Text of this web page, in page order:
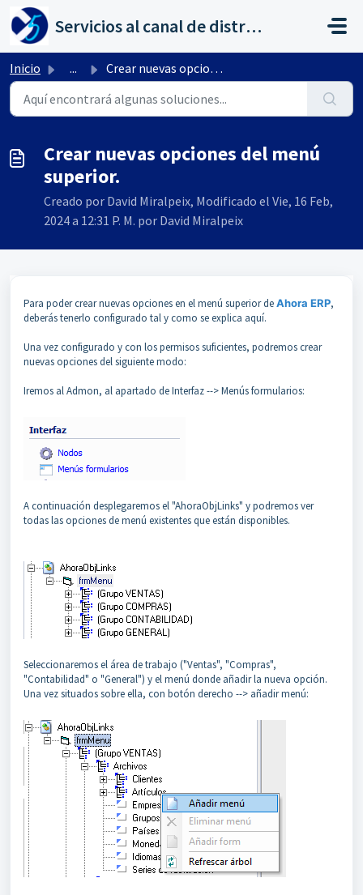
Saltar al contenido principal
Servicios al canal de distribución de AHORA
Inicio ... Crear nuevas opciones del menú superior.
Crear nuevas opciones del menú
superior.
Creado por David Miralpeix, Modificado el Vie, 16 Feb,
2024 a 12:31 P. M. por David Miralpeix
Para poder crear nuevas opciones en el menú superior deAhora ERP,
deberás tenerlo configurado tal y como se explica aquí.
Una vez configurado y con los permisos suficientes, podremos crear
nuevas opciones del siguiente modo:
Iremos al Admon, al apartado de Interfaz --> Menús formularios:
A continuación desplegaremos el "AhoraObjLinks" y podremos ver
todas las opciones de menú existentes que están disponibles.
Seleccionaremos el área de trabajo ("Ventas", "Compras",
"Contabilidad" o "General") y el menú donde añadir la nueva opción.
Una vez situados sobre ella, con botón derecho --> añadir menú: